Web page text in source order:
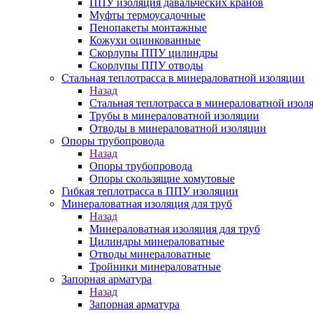
ППУ изоляция давальческих кранов
Муфты термоусадочные
Пенопакеты монтажные
Кожухи оцинкованные
Скорлупы ППУ цилиндры
Скорлупы ППУ отводы
Стальная теплотрасса в минераловатной изоляции
Назад
Стальная теплотрасса в минераловатной
Трубы в минераловатной изоляции
Отводы в минераловатной изоляции
Опоры трубопровода
Назад
Опоры трубопровода
Опоры скользящие хомутовые
Гибкая теплотрасса в ППУ изоляции
Минераловатная изоляция для труб
Назад
Минераловатная изоляция для труб
Цилиндры минераловатные
Отводы минераловатные
Тройники минераловатные
Запорная арматура
Назад
Запорная арматура